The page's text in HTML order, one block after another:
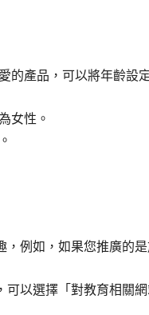
的產品，可以將年齡設
女性。
，例如，如果您推廣的
可以選擇「對教育相關